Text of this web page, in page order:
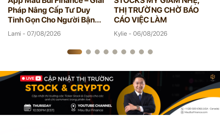
Pháp Nâng Cấp Tư Duy
Tinh Gọn Cho Người Bận
Rộn
Lami - 07/08/2026
THỊ TRƯỜNG CHỜ BÁO
CÁO VIỆC LÀM
Kylie - 06/08/2026